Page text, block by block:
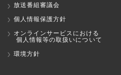
放送番組審議会
個人情報保護方針
オンラインサービスにおける
個人情報等の取扱いについて
環境方針